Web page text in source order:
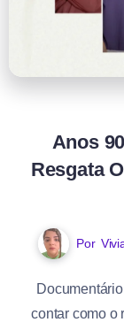
Anos
Resgata
Por
contar como o